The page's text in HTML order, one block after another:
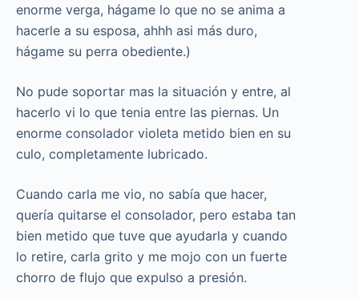
enorme verga, hágame lo que no se anima a
hacerle a su esposa, ahhh asi más duro,
hágame su perra obediente.)
No pude soportar mas la situación y entre, al
hacerlo vi lo que tenia entre las piernas. Un
enorme consolador violeta metido bien en su
culo, completamente lubricado.
Cuando carla me vio, no sabía que hacer,
quería quitarse el consolador, pero estaba tan
bien metido que tuve que ayudarla y cuando
lo retire, carla grito y me mojo con un fuerte
chorro de flujo que expulso a presión.